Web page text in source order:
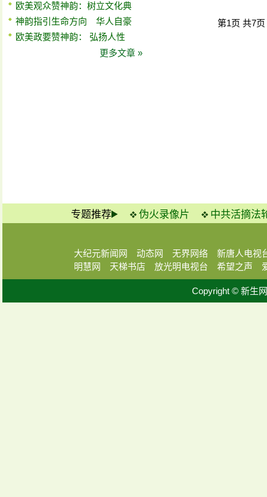
欧美观众赞神韵：树立文化典
神韵指引生命方向 华人自豪
欧美政要赞神韵： 弘扬人性
更多文章 »
第1页 共7页
专题推荐 伪火录像片 中共活摘法
大纪元新闻网 动态网 无界网络
新唐人电视
明慧网
天梯书店 放光明电视台 希望之声
Copyright © 新生